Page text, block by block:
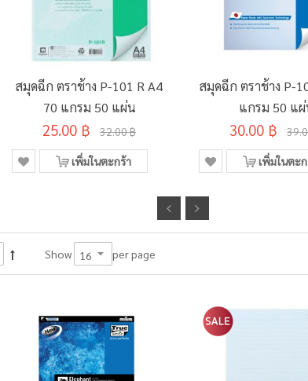
สมุดฉีก ตราช้าง P-101 R A4
70 แกรม 50 แผ่น
25.00 ฿ 32.00 ฿
เพิ่มในตะกร้า
สมุดฉีก ตราช้าง P-
แกรม 50 แ
30.00 ฿
เพิ่มในตะ
Show per page